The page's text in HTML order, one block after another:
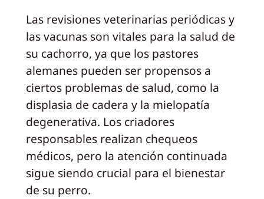
Las revisiones veterinarias periódicas y
las vacunas son vitales para la salud de
su cachorro, ya que los pastores
alemanes pueden ser propensos a
ciertos problemas de salud, como la
displasia de cadera y la mielopatía
degenerativa. Los criadores
responsables realizan chequeos
médicos, pero la atención continuada
sigue siendo crucial para el bienestar
de su perro.